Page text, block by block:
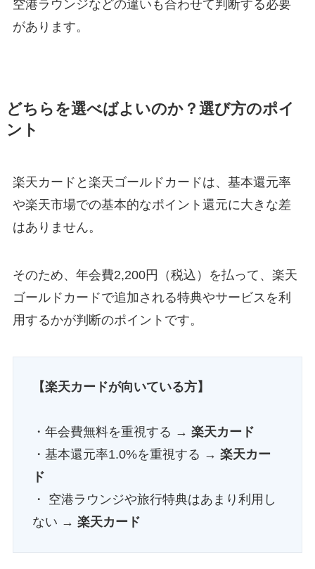
空港ラウンジなどの違いも合わせて判断する必要
があります。
どちらを選べばよいのか？選び方のポイ
ント
楽天カードと楽天ゴールドカードは、基本還元率
や楽天市場での基本的なポイント還元に大きな差
はありません。
そのため、年会費2,200円（税込）を払って、楽天
ゴールドカードで追加される特典やサービスを利
用するかが判断のポイントです。
【楽天カードが向いている方】
・年会費無料を重視する → 楽天カード
・基本還元率1.0%を重視する → 楽天カー
ド
・ 空港ラウンジや旅行特典はあまり利用し
ない → 楽天カード